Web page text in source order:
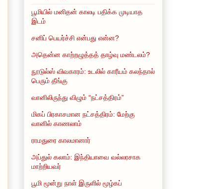
பூமியில் மனிதன் காலடி பதிக்க முடியாத
இடம்
சனிப் பெயர்ச்சி என்பது என்ன?
அதென்ன காற்றழுத்தத் தாழ்வு மண்டலம்?
நூடுல்ஸ் விவகாரம்: உடலில் காரீயம் கலந்தால்
பெரும் தீங்கு
வானிலிருந்து விழும் “நட்சத்திரம்”
மிகப் பிரகாசமான நட்சத்திரம்: மேற்கு
வானில் காணலாம்
ராமதுரை காலமானார்
அப்துல் கலாம்: இந்தியாவை வல்லரசாக
மாற்றியவர்
பூமி மூன்று நாள் இருளில் மூழ்கப்